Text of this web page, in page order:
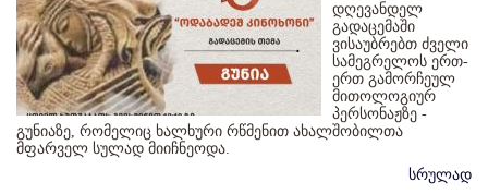
დღევანდელ
გადაცემაში
ვისაუბრებთ ძველი
სამეგრელოს ერთ-
ერთ გამორჩეულ
მითოლოგიურ
პერსონაჟზე -
გუნიაზე, რომელიც ხალხური რწმენით ახალშობილთა
მფარველ სულად მიიჩნეოდა.
სრულად